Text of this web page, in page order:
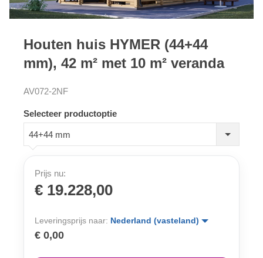
Houten huis HYMER (44+44
mm), 42 m² met 10 m² veranda
AV072-2NF
Selecteer productoptie
44+44 mm
Prijs nu:
€ 19.228,00
Leveringsprijs naar: Nederland (vasteland)
€ 0,00